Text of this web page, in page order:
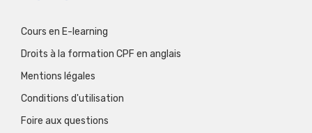
Cours en E-learning
Droits à la formation CPF en anglais
Mentions légales
Conditions d'utilisation
Foire aux questions